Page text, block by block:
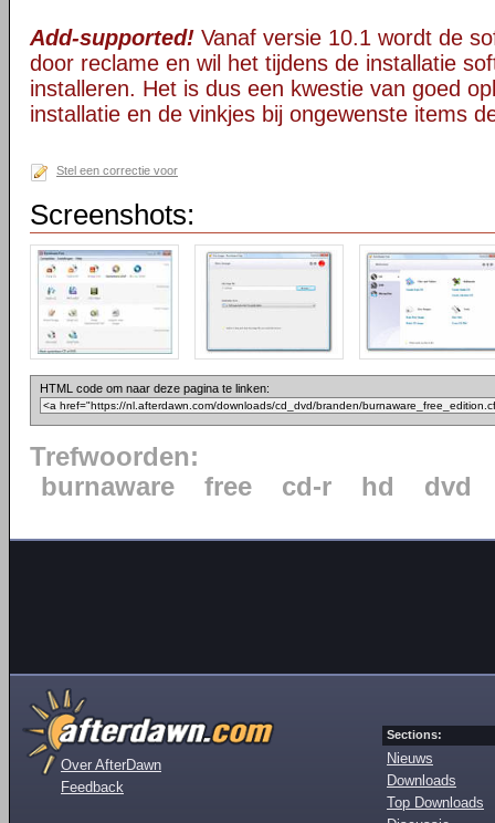
Add-supported! Vanaf versie 10.1 wordt de
door reclame en wil het tijdens de installatie
installeren. Het is dus een kwestie van goed
installatie en de vinkjes bij ongewenste items
Stel een correctie voor
Screenshots:
HTML code om naar deze pagina te linken:
Trefwoorden:
burnaware
free cd-r hd dvd
Over AfterDawn
Feedback
Sections:
Nieuws
Downloads
Top Downloads